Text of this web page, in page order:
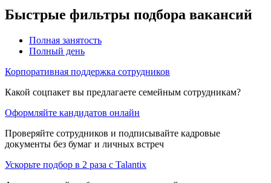
Быстрые фильтры подбора вакансий
Полная занятость
Полный день
Корпоративная поддержка сотрудников
Какой соцпакет вы предлагаете семейным сотрудникам?
Оформляйте кандидатов онлайн
Проверяйте сотрудников и подписывайте кадровые
документы без бумаг и личных встреч
Ускорьте подбор в 2 раза с Talantix